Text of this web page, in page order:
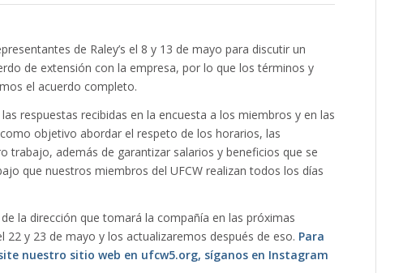
de Raley’s el 8 y 13 de mayo para discutir un
de extensión con la empresa, por lo que los términos y
el acuerdo completo.
respuestas recibidas en la encuesta a los miembros y en las
objetivo abordar el respeto de los horarios, las
trabajo, además de garantizar salarios y beneficios que se
que nuestros miembros del UFCW realizan todos los días
la dirección que tomará la compañía en las próximas
22 y 23 de mayo y los actualizaremos después de eso. Para
nuestro sitio web en ufcw5.org, síganos en Instagram